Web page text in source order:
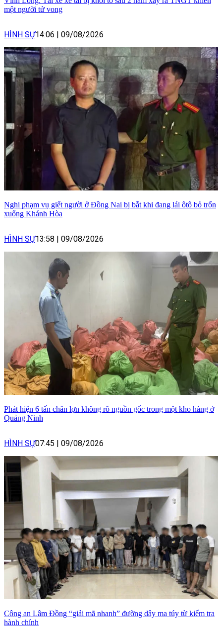
một người tử vong
HÌNH SỰ14:06 09/08/2026
Nghi phạm vụ giết người ở Đồng Nai bị bắt khi đang lái ôtô bỏ trốn
xuống Khánh Hòa
HÌNH SỰ13:58 09/08/2026
Phát hiện 6 tấn chân lợn không rõ nguồn gốc trong một kho hàng ở
Quảng Ninh
HÌNH SỰ07:45 09/08/2026
Công an Lâm Đồng “giải mã nhanh” đường dây ma túy từ kiểm tra
hành chính